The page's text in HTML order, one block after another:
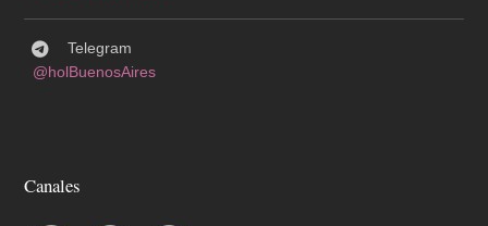
Telegram
@holBuenosAires
Canales